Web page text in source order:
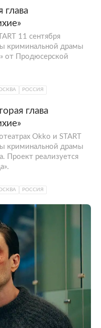
глава
11 сентября
криминальной драмы
от Продюсерской
РОССИЯ
глава
Okko и START
криминальной драмы
Проект реализуется
РОССИЯ